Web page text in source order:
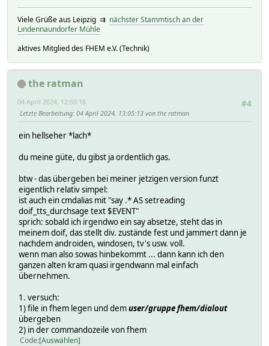
Viele Grüße aus Leipzig ⇉ nächster Stammtisch an der
Lindennaundorfer Mühle
aktives Mitglied des FHEM e.V. (Technik)
the ratman
#4
04 April 2024, 12:50:18
Letzte Bearbeitung: 04 April 2024, 13:05:13 von the ratman
ein hellseher *lach*
du meine güte, du gibst ja ordentlich gas.
btw - das übergeben bei meiner jetzigen version funzt
eigentlich relativ simpel:
ist auch ein cmdalias mit "say .* AS setreading
doif_tts_durchsage text $EVENT"
sprich: sobald ich irgendwo ein say absetze, steht das in
meinem doif, das stellt div. zustände fest und jammert dann je
nachdem androiden, windosen, tv's usw. voll.
wenn man also sowas hinbekommt ... dann kann ich den
ganzen alten kram quasi irgendwann mal einfach
übernehmen.
1. versuch:
1) file in fhem legen und demuser/gruppe fhem/dialout
übergeben
2) in der commandozeile von fhem
Code Auswählen